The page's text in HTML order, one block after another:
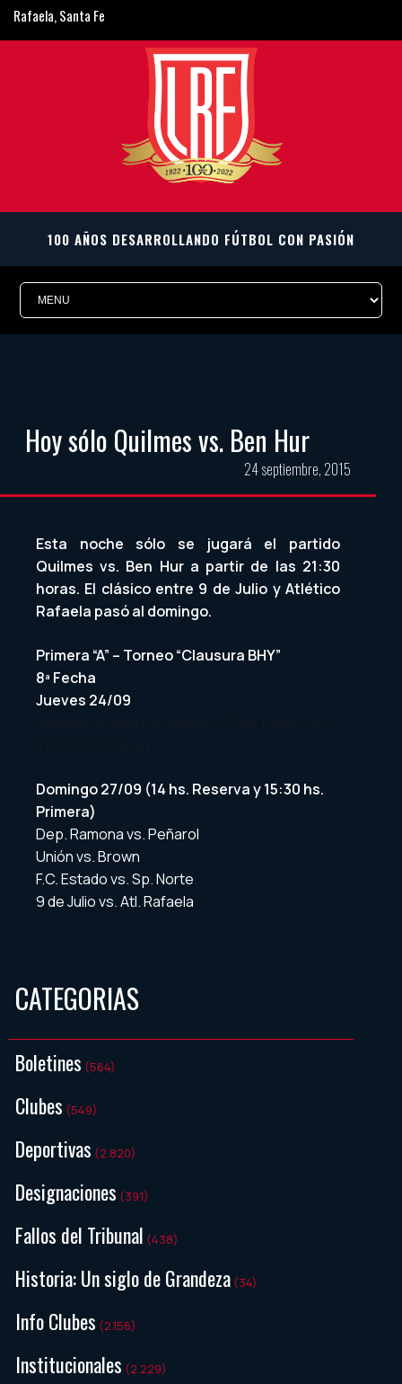
Rafaela, Santa Fe
ligarafaelina@gmail.com
Hoy sólo Quilmes vs. Ben Hur
24 septiembre, 2015
Esta noche sólo se jugará el partido
Quilmes vs. Ben Hur a partir de las 21:30
horas. El clásico entre 9 de Julio y Atlético
Rafaela pasó al domingo.
Primera “A” – Torneo “Clausura BHY”
8ª Fecha
Jueves 24/09
Domingo 27/09 (14 hs. Reserva y 15:30 hs.
Primera)
Dep. Ramona vs. Peñarol
Unión vs. Brown
F.C. Estado vs. Sp. Norte
9 de Julio vs. Atl. Rafaela
CATEGORIAS
Boletines (564)
Clubes (549)
Deportivas (2.820)
Designaciones (391)
Fallos del Tribunal (438)
Historia: Un siglo de Grandeza (34)
Info Clubes (2.156)
Institucionales (2.229)